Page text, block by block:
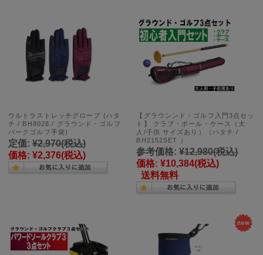
ウルトラストレッチグローブ (ハタ
チ / BH8028 / グラウンド・ゴルフ
パークゴルフ手袋)
定価: ¥2,970(税込)
価格: ¥2,376(税込)
【グラウンンド・ゴルフ入門3点セッ
ト】 クラブ・ボール・ケース（大
人/子供 サイズあり）（ハタチ /
BH2152SET ）
参考価格: ¥12,980(税込)
価格: ¥10,384(税込)
送料無料